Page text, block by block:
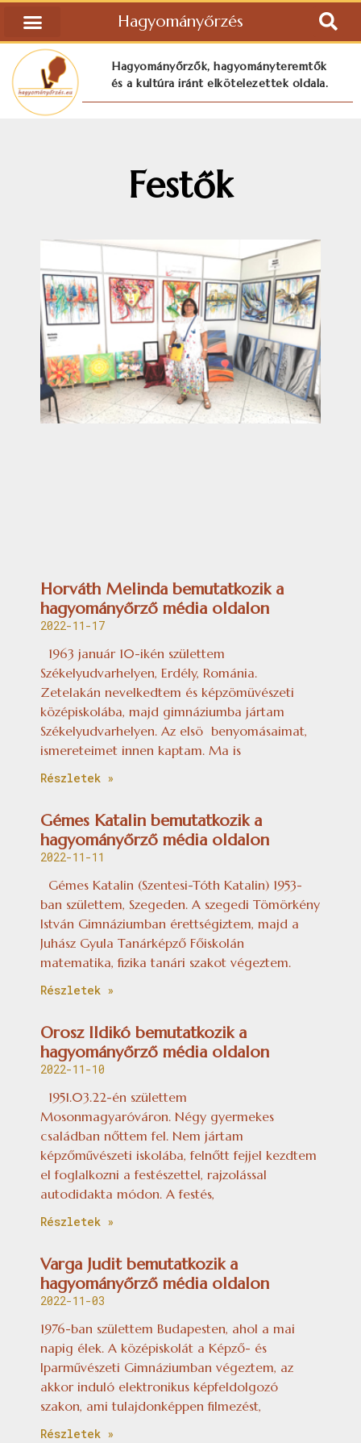
Hagyományőrzés
Hagyományőrzők, hagyományteremtők
és a kultúra iránt elkötelezettek oldala.
Festők
Horváth Melinda bemutatkozik a
hagyományőrző média oldalon
2022-11-17
1963 január 10-ikén születtem
Székelyudvarhelyen, Erdély, Románia.
Zetelakán nevelkedtem és képzömüvészeti
középiskolába, majd gimnáziumba jártam
Székelyudvarhelyen. Az elsö benyomásaimat,
ismereteimet innen kaptam. Ma is
Részletek »
Gémes Katalin bemutatkozik a
hagyományőrző média oldalon
2022-11-11
Gémes Katalin (Szentesi-Tóth Katalin) 1953-
ban születtem, Szegeden. A szegedi Tömörkény
István Gimnáziumban érettségiztem, majd a
Juhász Gyula Tanárképző Főiskolán
matematika, fizika tanári szakot végeztem.
Részletek »
Orosz Ildikó bemutatkozik a
hagyományőrző média oldalon
2022-11-10
1951.03.22-én születtem
Mosonmagyaróváron. Négy gyermekes
családban nőttem fel. Nem jártam
képzőművészeti iskolába, felnőtt fejjel kezdtem
el foglalkozni a festészettel, rajzolással
autodidakta módon. A festés,
Részletek »
Varga Judit bemutatkozik a
hagyományőrző média oldalon
2022-11-03
1976-ban születtem Budapesten, ahol a mai
napig élek. A középiskolát a Képző- és
Iparművészeti Gimnáziumban végeztem, az
akkor induló elektronikus képfeldolgozó
szakon, ami tulajdonképpen filmezést,
Részletek »